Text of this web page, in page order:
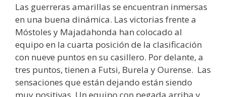
Las guerreras amarillas se encuentran inmersas
en una buena dinámica. Las victorias frente a
Móstoles y Majadahonda han colocado al
equipo en la cuarta posición de la clasificación
con nueve puntos en su casillero. Por delante, a
tres puntos, tienen a Futsi, Burela y Ourense. Las
sensaciones que están dejando están siendo
muy positivas. Un equipo con pegada arriba y